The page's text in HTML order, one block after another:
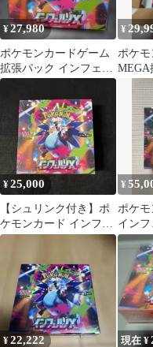
¥27,980
ポケモンカードゲーム
拡張パック インフェル
ノX 新品未開封BOXシ
ュリンク付き
¥
ポケモ
MEGA
フェ
リン
¥25,000
【シュリンク付き】ポ
ケモンカード インフェ
ルノX 1BOX
¥
ポケモ
イン
BOX
き］
¥22,222 現在 ¥